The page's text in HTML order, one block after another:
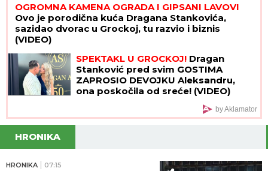
OGROMNA KAMENA OGRADA I GIPSANI LAVOVI
Ovo je porodična kuća Dragana Stankovića,
sazidao dvorac u Grockoj, tu razvio i biznis
(VIDEO)
SPEKTAKL U GROCKOJ! Dragan
Stanković pred svim GOSTIMA
ZAPROSIO DEVOJKU Aleksandru,
ona poskočila od sreće! (VIDEO)
by Aklamator
HRONIKA
HRONIKA 07:15